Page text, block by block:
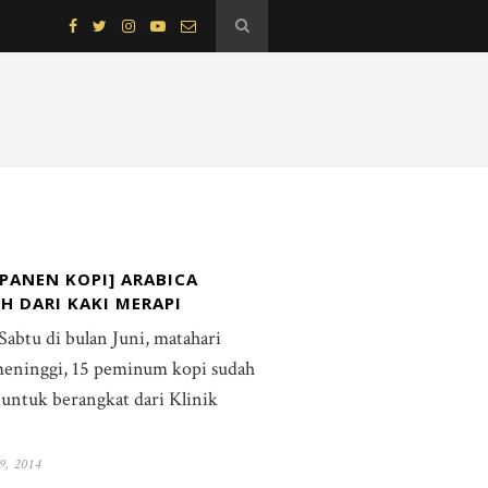
KOPI] ARABICA
DARI KAKI MERAPI
di bulan Juni, matahari
15 peminum kopi sudah
berangkat dari Klinik
2014